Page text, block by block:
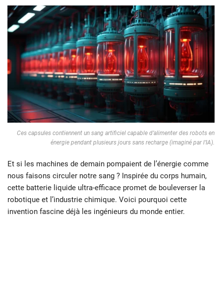
Ces capsules contiennent un sang artificiel capable d’alimenter des robots en
énergie pendant plusieurs jours sans recharge (imaginé par l’IA).
Et si les machines de demain pompaient de l’énergie comme
nous faisons circuler notre sang ? Inspirée du corps humain,
cette batterie liquide ultra-efficace promet de bouleverser la
robotique et l’industrie chimique. Voici pourquoi cette
invention fascine déjà les ingénieurs du monde entier.